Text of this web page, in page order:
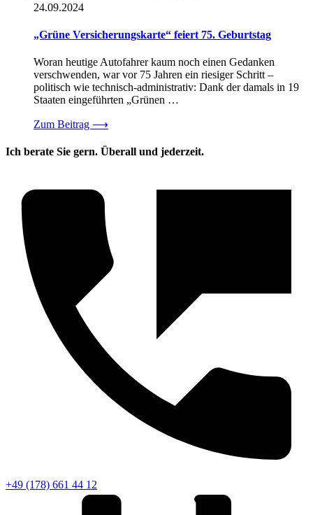
24.09.2024
„Grüne Versicherungskarte“ feiert 75. Geburtstag
Woran heutige Autofahrer kaum noch einen Gedanken
verschwenden, war vor 75 Jahren ein riesiger Schritt –
politisch wie technisch-administrativ: Dank der damals in 19
Staaten eingeführten „Grünen …
Zum Beitrag ⟶
Ich berate Sie gern. Überall und jederzeit.
+49 (178) 661 44 12